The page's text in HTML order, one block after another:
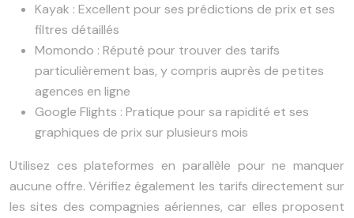
Kayak : Excellent pour ses prédictions de prix et ses
filtres détaillés
Momondo : Réputé pour trouver des tarifs
particulièrement bas, y compris auprès de petites
agences en ligne
Google Flights : Pratique pour sa rapidité et ses
graphiques de prix sur plusieurs mois
Utilisez ces plateformes en parallèle pour ne manquer
aucune offre. Vérifiez également les tarifs directement sur
les sites des compagnies aériennes, car elles proposent